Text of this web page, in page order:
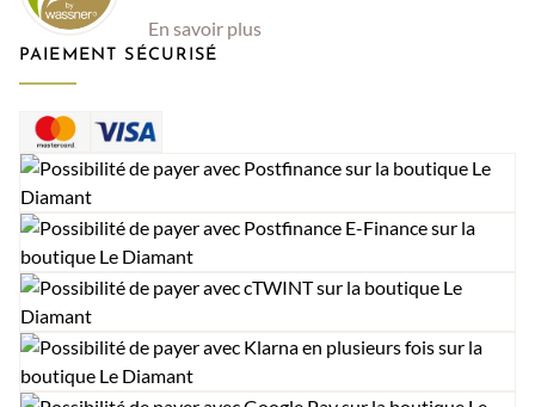
En savoir plus
PAIEMENT SÉCURISÉ